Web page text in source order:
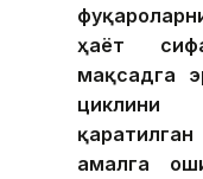
ҳаёт
мақсадга
циклини
амалга